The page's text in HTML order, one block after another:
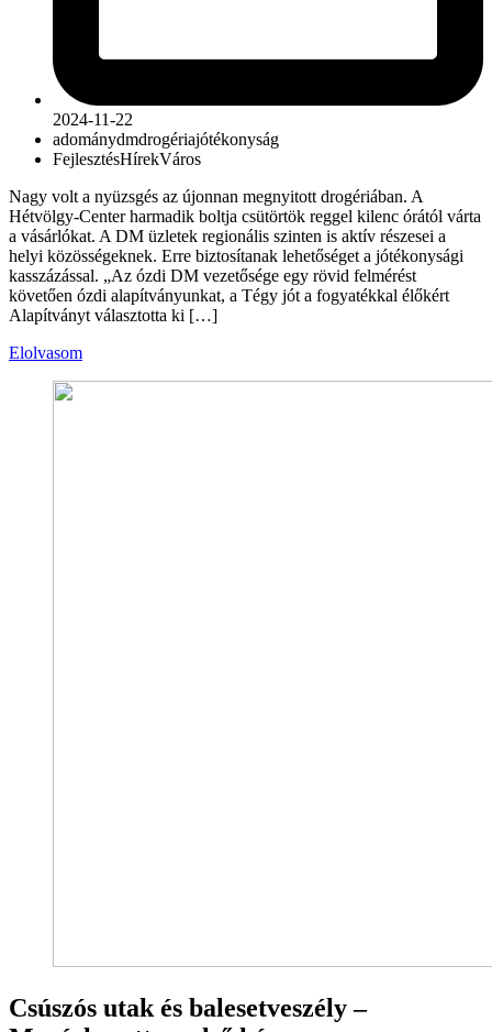
2024-11-22
adománydmdrogériajótékonyság
FejlesztésHírekVáros
Nagy volt a nyüzsgés az újonnan megnyitott drogériában. A
Hétvölgy-Center harmadik boltja csütörtök reggel kilenc órától várta
a vásárlókat. A DM üzletek regionális szinten is aktív részesei a
helyi közösségeknek. Erre biztosítanak lehetőséget a jótékonysági
kasszázással. „Az ózdi DM vezetősége egy rövid felmérést
követően ózdi alapítványunkat, a Tégy jót a fogyatékkal élőkért
Alapítványt választotta ki […]
Elolvasom
Csúszós utak és balesetveszély –